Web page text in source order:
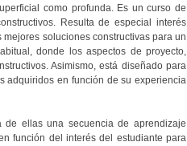
como profunda. Es un curso de
Resulta de especial interés
soluciones constructivas para un
donde los aspectos de proyecto,
Asimismo, está diseñado para
adquiridos en función de su experiencia
ellas una secuencia de aprendizaje
función del interés del estudiante para